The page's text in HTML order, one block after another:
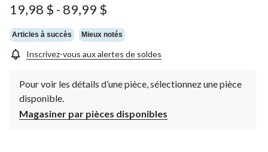
19,98 $ - 89,99 $
Articles à succès Mieux notés
Inscrivez-vous aux alertes de soldes
Pour voir les détails d’une pièce, sélectionnez une pièce
disponible.
Magasiner par pièces disponibles